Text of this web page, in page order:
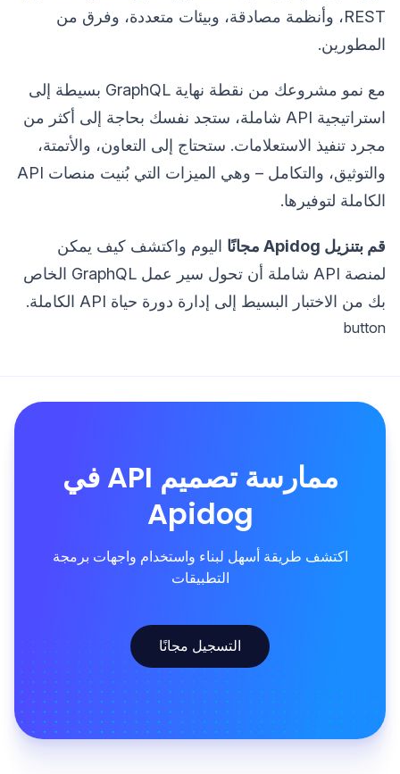
REST، وأنظمة مصادقة، وبيئات متعددة، وفرق من
المطورين.
مع نمو مشروعك من نقطة نهاية GraphQL بسيطة إلى
استراتيجية API شاملة، ستجد نفسك بحاجة إلى أكثر من
مجرد تنفيذ الاستعلامات. ستحتاج إلى التعاون، والأتمتة،
والتوثيق، والتكامل – وهي الميزات التي بُنيت منصات API
الكاملة لتوفيرها.
قم بتنزيل Apidog مجانًا
اليوم واكتشف كيف يمكن
لمنصة API شاملة أن تحول سير عمل GraphQL الخاص
بك من الاختبار البسيط إلى إدارة دورة حياة API الكاملة.
button
ممارسة تصميم API في
Apidog
اكتشف طريقة أسهل لبناء واستخدام واجهات برمجة
التطبيقات
التسجيل مجانًا